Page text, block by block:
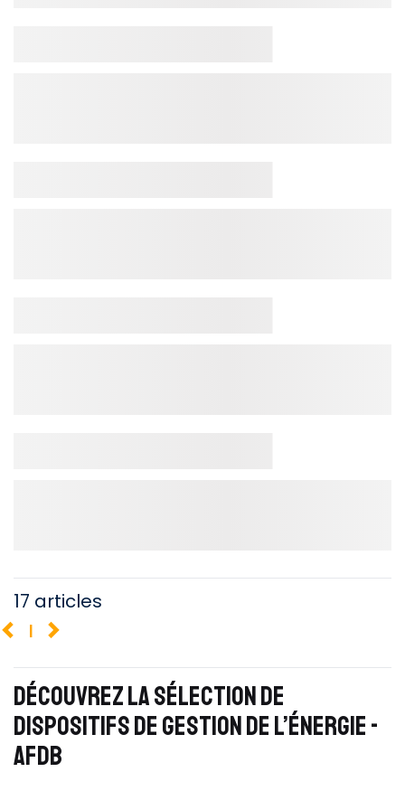
17 articles
1
DÉCOUVREZ LA SÉLECTION DE
DISPOSITIFS DE GESTION DE L’ÉNERGIE -
AFDB